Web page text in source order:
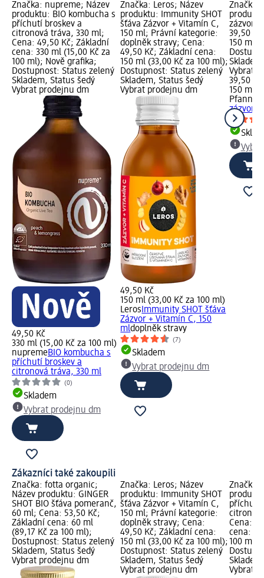
Značka: nupreme; Název
produktu: BIO kombucha s
příchutí broskev a
citronová tráva, 330 ml;
Cena: 49,50 Kč; Základní
cena: 330 ml (15,00 Kč za
100 ml); Nově grafika;
Dostupnost: Status zelený
Skladem, Status šedý
Vybrat prodejnu dm
49,50 Kč
330 ml (15,00 Kč za 100 ml)
nupremeBIO kombucha s
příchutí broskev a
citronová tráva, 330 ml
(0)
Skladem
Vybrat prodejnu dm
Značka: Leros; Název
produktu: Immunity SHOT
šťáva Zázvor + Vitamín C,
150 ml; Právní kategorie:
doplněk stravy; Cena:
49,50 Kč; Základní cena:
150 ml (33,00 Kč za 100 ml);
Dostupnost: Status zelený
Skladem, Status šedý
Vybrat prodejnu dm
49,50 Kč
150 ml (33,00 Kč za 100 ml)
LerosImmunity SHOT šťáva
Zázvor + Vitamín C, 150
mldoplněk stravy
(7)
Skladem
Vybrat prodejnu dm
Značka:
zázvor,
39,50
150 ml
Vybrat
39,50 Kč
150 ml
Pfanner
zázvor,
Zákazníci také zakoupili
Značka: fotta organic;
Název produktu: GINGER
SHOT BIO šťáva pomeranč,
60 ml; Cena: 53,50 Kč;
Základní cena: 60 ml
(89,17 Kč za 100 ml);
Dostupnost: Status zelený
Skladem, Status šedý
Vybrat prodejnu dm
Značka: Leros; Název
produktu: Immunity SHOT
šťáva Zázvor + Vitamín C,
150 ml; Právní kategorie:
doplněk stravy; Cena:
49,50 Kč; Základní cena:
150 ml (33,00 Kč za 100 ml);
Dostupnost: Status zelený
Skladem, Status šedý
Vybrat prodejnu dm
Značka:
příchutí
Cena:
cena:
100 ml);
Vybrat